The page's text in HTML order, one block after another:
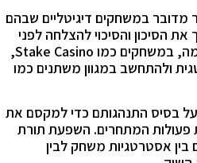
במשחקים דיגיטליים שבהם
הסיכון והסיכוי להצלחה לפני
שהם מקבלים החלטות, דבר שמזכיר את המושגים של תחרות בשוק. לדוגמה, במשחקים כמו Stake Casino,
ולהתחשב במגוון משתנים כמו
בסיס התנהגותם כדי למקסם את
פעולות המתחרים. השפעת תורת
אסטרטגיות משחק לבין